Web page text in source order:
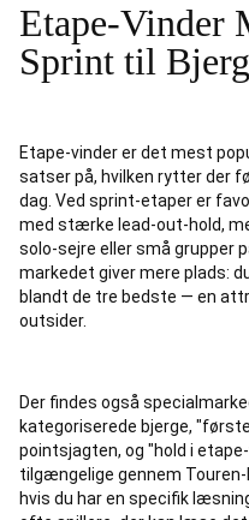
Etape-Vinder
Sprint til Bjerg
Etape-vinder er det mest
satser på, hvilken rytter der
dag. Ved sprint-etaper er
med stærke lead-out-hold,
solo-sejre eller små grupper
markedet giver mere plads:
blandt de tre bedste — en
outsider.
Der findes også
kategoriserede bjerge,
pointsjagten, og "hold i
tilgængelige gennem
hvis du har en specifik